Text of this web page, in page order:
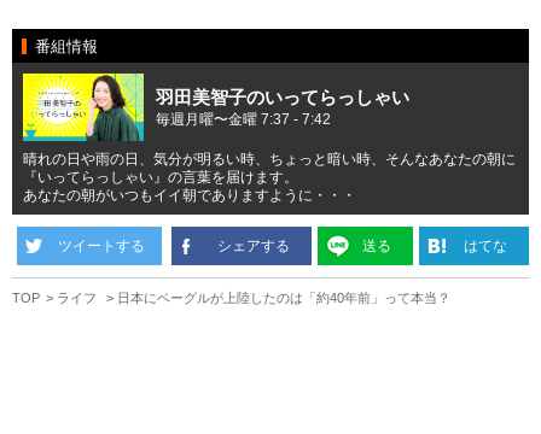
番組情報
羽田美智子のいってらっしゃい
毎週月曜〜金曜 7:37 - 7:42
晴れの日や雨の日、気分が明るい時、ちょっと暗い時、そんなあなたの朝に
『いってらっしゃい』の言葉を届けます。
あなたの朝がいつもイイ朝でありますように・・・
ツイートする シェアする 送る はてな
TOP ライフ 日本にベーグルが上陸したのは「約40年前」って本当？